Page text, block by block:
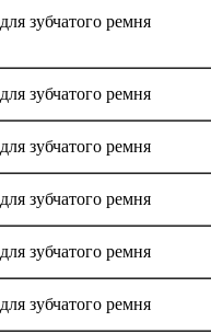
для зубчатого ремня
для зубчатого ремня
для зубчатого ремня
для зубчатого ремня
для зубчатого ремня
для зубчатого ремня